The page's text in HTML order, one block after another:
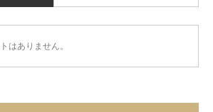
はありません。